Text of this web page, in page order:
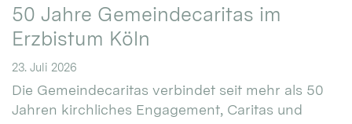
50 Jahre Gemeindecaritas im
Erzbistum Köln
23. Juli 2026
Die Gemeindecaritas verbindet seit mehr als 50
Jahren kirchliches Engagement, Caritas und